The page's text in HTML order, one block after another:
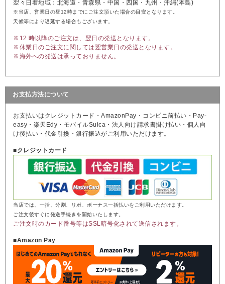
翌々日着地域：北海道・青森県・中国・四国・九州・沖縄(本島)
※当店、営業日の昼12時までにご注文頂いた場合の目安となります。
天候等により遅延する場合もございます。
※12 時以降のご注文は、翌日の発送となります。
※休業日のご注文に関しては翌営業日の発送となります。
※海外への発送は承っておりません。
お支払方法について
お支払いはクレジットカード・AmazonPay・コンビニ前払い・Pay-
easy・楽天Edy・モバイルSuica・法人向け請求書掛け払い・個人向
け後払い・代金引換・銀行振込がご利用いただけます。
■クレジットカード
当店では、一括、分割、リボ、ボーナス一括払いをご利用いただけます。
ご注文後すぐに発送手続きを開始いたします。
ご注文時のカード番号等はSSL暗号化されて送信されます。
■Amazon Pay